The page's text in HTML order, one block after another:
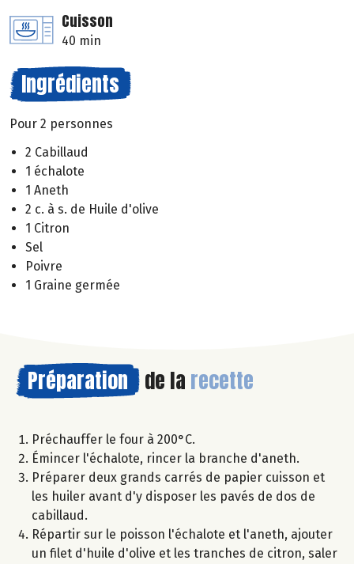
Cuisson
40 min
Ingrédients
Pour 2 personnes
2 Cabillaud
1 échalote
1 Aneth
2 c. à s. de Huile d'olive
1 Citron
Sel
Poivre
1 Graine germée
Préparation de la recette
Préchauffer le four à 200°C.
Émincer l'échalote, rincer la branche d'aneth.
Préparer deux grands carrés de papier cuisson et
les huiler avant d'y disposer les pavés de dos de
cabillaud.
Répartir sur le poisson l'échalote et l'aneth, ajouter
un filet d'huile d'olive et les tranches de citron, saler